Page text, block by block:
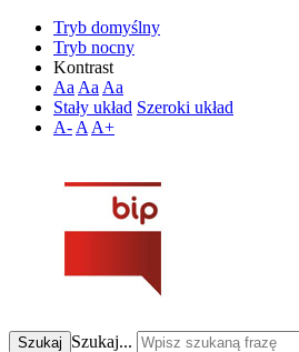
Tryb domyślny
Tryb nocny
Kontrast
Aa Aa Aa
Stały układ Szeroki układ
A- A A+
Szukaj Szukaj...